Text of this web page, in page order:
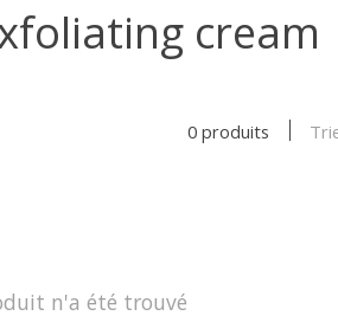
cream
0 produits
n'a été trouvé